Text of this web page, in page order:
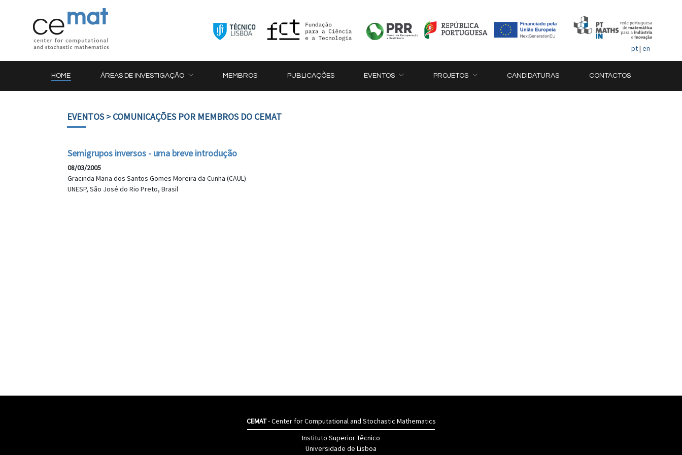
pt| en
HOME ÁREAS DE INVESTIGAÇÃO MEMBROS PUBLICAÇÕES EVENTOS PROJETOS CANDIDATURAS CONTACTOS
EVENTOS> COMUNICAÇÕES POR MEMBROS DO CEMAT
Semigrupos inversos - uma breve introdução
08/03/2005
Gracinda Maria dos Santos Gomes Moreira da Cunha (CAUL)
UNESP, São José do Rio Preto, Brasil
CEMAT- Center for Computational and Stochastic Mathematics
Instituto Superior Têcnico
Universidade de Lisboa